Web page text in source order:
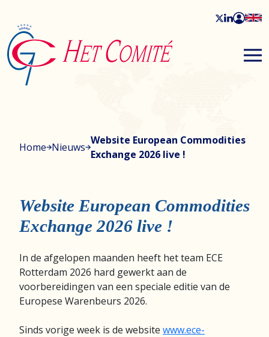
Home Nieuws
Website European Commodities
Exchange 2026 live !
Website European Commodities
Exchange 2026 live !
In de afgelopen maanden heeft het team ECE
Rotterdam 2026 hard gewerkt aan de
voorbereidingen van een speciale editie van de
Europese Warenbeurs 2026.
Sinds vorige week is de website www.ece-